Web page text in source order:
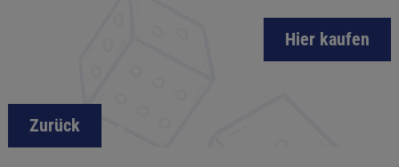
Hier kaufen
Zurück